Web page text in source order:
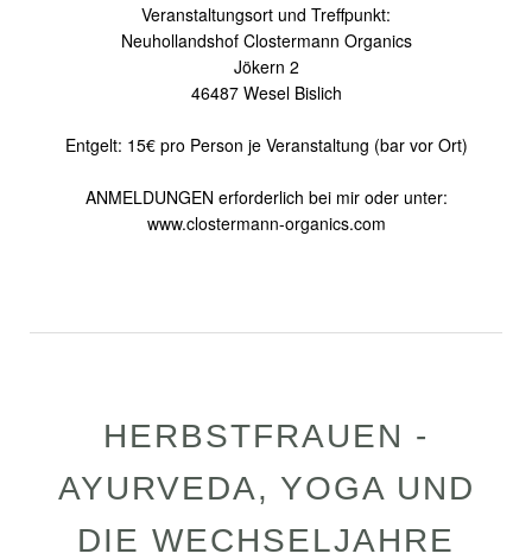
Veranstaltungsort und Treffpunkt:
Neuhollandshof Clostermann Organics
Jökern 2
46487 Wesel Bislich
Entgelt: 15€ pro Person je Veranstaltung (bar vor Ort)
ANMELDUNGEN erforderlich bei mir oder unter:
www.clostermann-organics.com
HERBSTFRAUEN -
AYURVEDA, YOGA UND
DIE WECHSELJAHRE